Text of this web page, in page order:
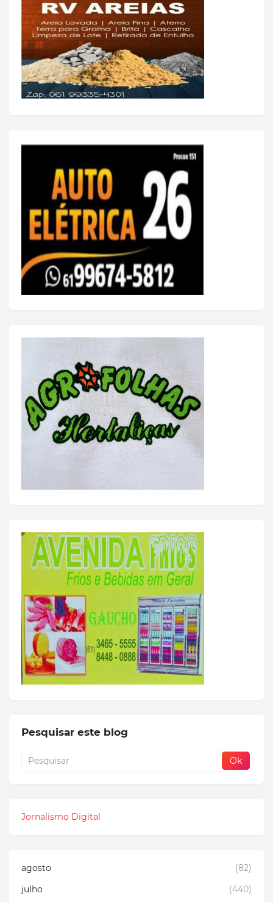
Pesquisar este blog
Jornalismo Digital
agosto
(82)
julho
(440)